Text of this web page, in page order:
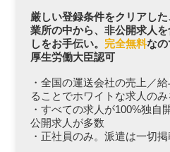
厳しい登録条件をクリアし
業所の中から、非公開求人
しをお手伝い。 完全無料なの
厚生労働大臣認可
・全国の運送会社の売上／
ることでホワイトな求人の
・すべての求人が100%独自
公開求人が多数
・正社員のみ。派遣は一切